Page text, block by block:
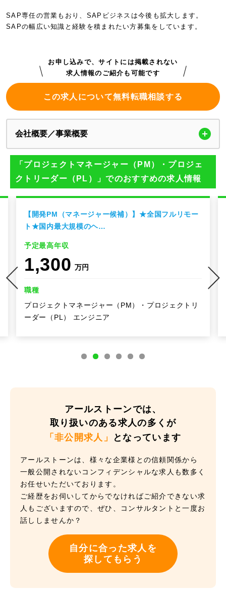
SAP専任の営業もおり、SAPビジネスは今後も拡大します。
SAPの幅広い知識と経験を積まれたい方募集をしています。
お申し込みで、サイトには掲載されない
求人情報のご紹介も可能です
この求人について無料転職相談する
会社概要／事業概要
「プロジェクトマネージャー（PM）・プロジェ
クトリーダー（PL）」でのおすすめの求人情報
【開発PM（マネージャー候補）】★全国フルリモー
ト★国内最大規模のヘ…
予定最高年収
1,300 万円
職種
プロジェクトマネージャー（PM）・プロジェクトリ
ーダー（PL） エンジニア
アールストーンでは、
取り扱いのある求人の多くが
「非公開求人」
となっています
アールストーンは、様々な企業様との信頼関係から
一般公開されないコンフィデンシャルな求人も数多く
お任せいただいております。
ご経歴をお伺いしてからでなければご紹介できない求
人もございますので、ぜひ、コンサルタントと一度お
話ししませんか？
自分に合った求人を
探してもらう